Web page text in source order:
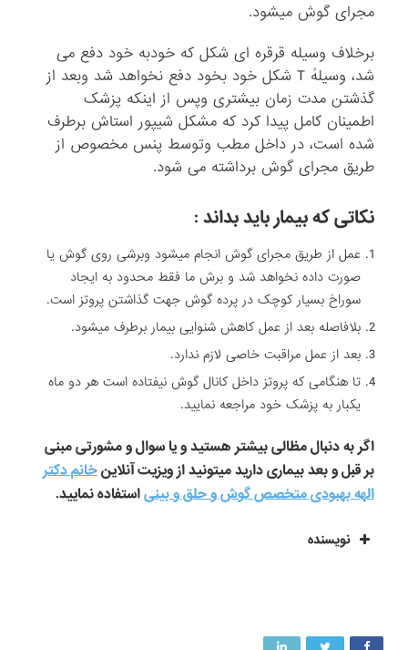
مجرای گوش میشود.
برخلاف وسیله قرقره ای شکل که خودبه خود دفع می
شد، وسیلهُ T شکل خود بخود دفع نخواهد شد وبعد از
گذشتن مدت زمان بیشتری وپس از اینکه پزشک
اطمینان کامل پیدا کرد که مشکل شیپور استاش برطرف
شده است، در داخل مطب وتوسط پنس مخصوص از
طریق مجرای گوش برداشته می شود.
نکاتی که بیمار باید بداند :
عمل از طریق مجرای گوش انجام میشود وبرشی روی گوش یا
صورت داده نخواهد شد و برش ما فقط محدود به ایجاد
سوراخ بسیار کوچک در پرده گوش جهت گذاشتن پروتز است.
بلافاصله بعد از عمل کاهش شنوایی بیمار برطرف میشود.
بعد از عمل مراقبت خاصی لازم ندارد.
تا هنگامی که پروتز داخل کانال گوش نیفتاده است هر دو ماه
یکبار به پزشک خود مراجعه نمایید.
اگر به دنبال مظالی بیشتر هستید و یا سوال و مشورتی مبنی
بر قبل و بعد بیماری دارید میتونید از ویزیت آنلاینخانم دکتر
الهه بهبودی متخصص گوش و حلق و بینیاستفاده نمایید.
نویسنده